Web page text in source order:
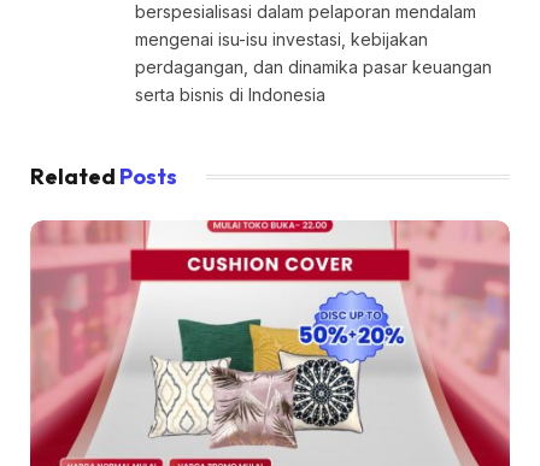
berspesialisasi dalam pelaporan mendalam
mengenai isu-isu investasi, kebijakan
perdagangan, dan dinamika pasar keuangan
serta bisnis di Indonesia
Related Posts